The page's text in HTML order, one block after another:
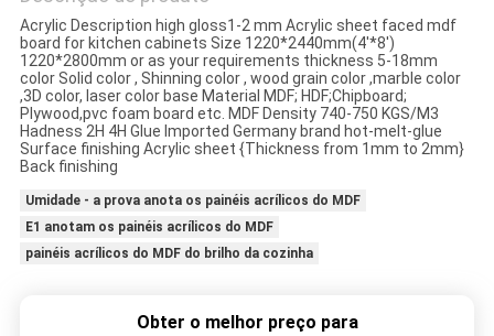
PRIVACY
POLICY
Acrylic Description high gloss1-2 mm Acrylic sheet faced mdf
board for kitchen cabinets Size 1220*2440mm(4'*8')
1220*2800mm or as your requirements thickness 5-18mm
color Solid color , Shinning color , wood grain color ,marble color
,3D color, laser color base Material MDF; HDF;Chipboard;
Plywood,pvc foam board etc. MDF Density 740-750 KGS/M3
Hadness 2H 4H Glue Imported Germany brand hot-melt-glue
Surface finishing Acrylic sheet {Thickness from 1mm to 2mm}
Back finishing
Umidade - a prova anota os painéis acrílicos do MDF
E1 anotam os painéis acrílicos do MDF
painéis acrílicos do MDF do brilho da cozinha
Obter o melhor preço para